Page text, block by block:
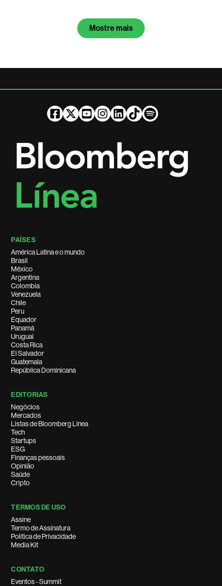
Mostre mais
PAÍSES
América Latina e o mundo
Brasil
México
Argentina
Colombia
Venezuela
Chile
Peru
Equador
Panamá
Uruguai
Costa Rica
El Salvador
Guatemala
República Dominicana
EDITORIAS
Negócios
Mercados
Listas de Bloomberg Línea
Tech
Startups
ESG
Finanças pessoais
Opinião
Saúde
Cripto
TERMOS DE USO
Assine
Termo de Assinatura
Política de Privacidade
Media Kit
CONTATO
Eventos - Summit